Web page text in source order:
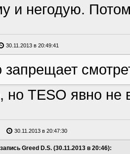
и негодую.
30.11.2013 в 20:49:41
запрещает
но TESO явно не
30.11.2013 в 20:47:30
Greed D.S. (30.11.2013 в 20:46):